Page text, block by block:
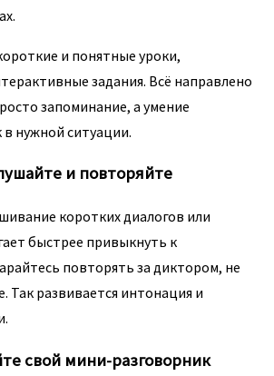
и понятные уроки,
задания. Всё направлено
запоминание, а умение
в нужной ситуации.
и повторяйте
коротких диалогов или
быстрее привыкнуть к
повторять за диктором, не
Так развивается интонация и
свой мини-разговорник